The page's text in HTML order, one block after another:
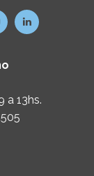
a 13hs.